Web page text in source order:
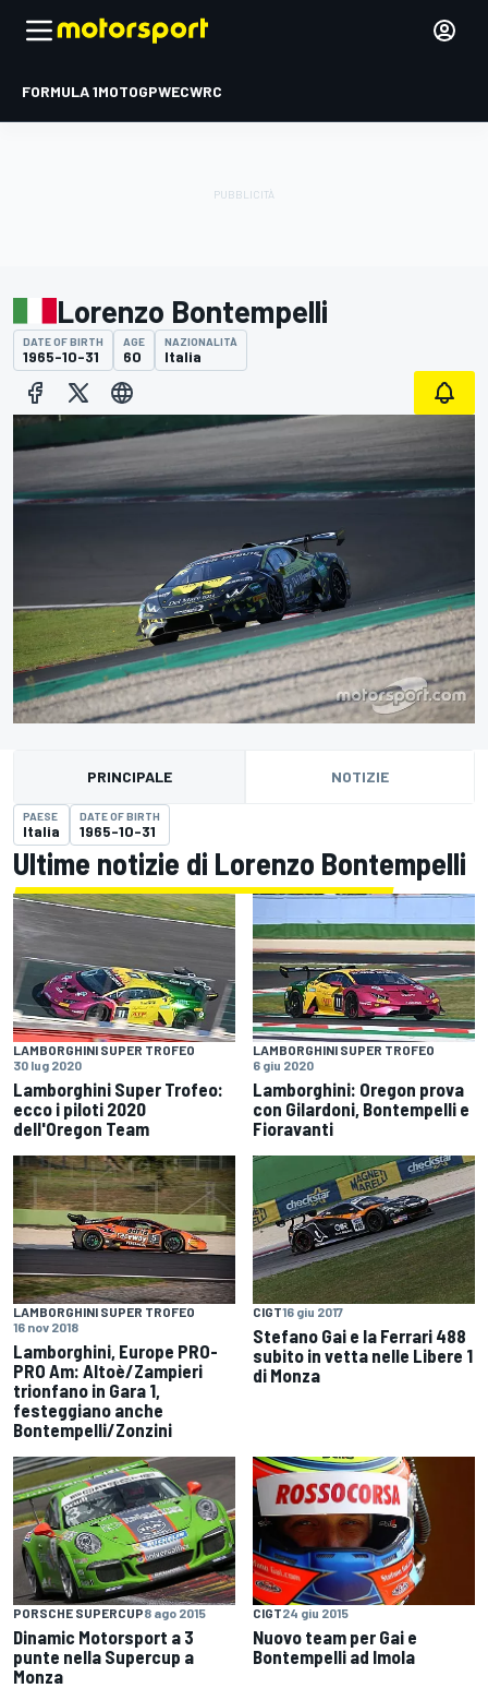
FORMULA 1MOTOGPWECWRC
Lorenzo Bontempelli
DATE OF BIRTH
1965-10-31
AGE
60
NAZIONALITÀ
Italia
PRINCIPALE NOTIZIE
PAESE
Italia
DATE OF BIRTH
1965-10-31
Ultime notizie di Lorenzo Bontempelli
LAMBORGHINI SUPER TROFEO
30 lug 2020
Lamborghini Super Trofeo:
ecco i piloti 2020
dell'Oregon Team
LAMBORGHINI SUPER TROFEO
6 giu 2020
Lamborghini: Oregon prova
con Gilardoni, Bontempelli e
Fioravanti
LAMBORGHINI SUPER TROFEO
16 nov 2018
Lamborghini, Europe PRO-
PRO Am: Altoè/Zampieri
trionfano in Gara 1,
festeggiano anche
Bontempelli/Zonzini
CIGT16 giu 2017
Stefano Gai e la Ferrari 488
subito in vetta nelle Libere 1
di Monza
PORSCHE SUPERCUP8 ago 2015
Dinamic Motorsport a 3
punte nella Supercup a
Monza
CIGT24 giu 2015
Nuovo team per Gai e
Bontempelli ad Imola